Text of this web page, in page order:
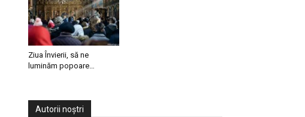
Ziua Învierii, să ne
luminăm popoare…
Autorii noștri